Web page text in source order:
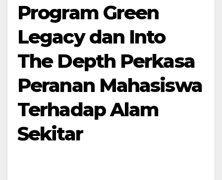
Program Green
Legacy dan Into
The Depth Perkasa
Peranan Mahasiswa
Terhadap Alam
Sekitar